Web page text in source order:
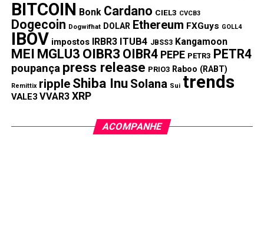
BITCOIN Bonk Cardano CIEL3 CVCB3
Dogecoin Dogwifhat DOLAR Ethereum FXGuys GOLL4
IBOV impostos IRBR3 ITUB4 JBSS3 Kangamoon
MEI MGLU3 OIBR3 OIBR4 PEPE PETR3 PETR4
poupança press release PRIO3 Raboo (RABT)
Remittix ripple Shiba Inu Solana Sui trends
VALE3 VVAR3 XRP
ACOMPANHE